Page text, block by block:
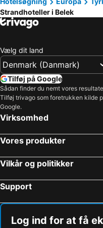
Sueno Hotels Golf Belek
Hotella Resort Hotel
Papillon Ayscha Resort &
Güral Premier Belek
Hotel Adora Resort
Selin Otel Belek
Gozde Hotel
Altis Resort Hotel & Spa
Strandhoteller i Belek
Vælg dit land
Tilføj på Google
Sådan finder du nemt vores
Tilføj trivago som foretrukken kilde
Google.
Virksomhed
Vores produkter
Vilkår og politikker
Support
Log ind for at få